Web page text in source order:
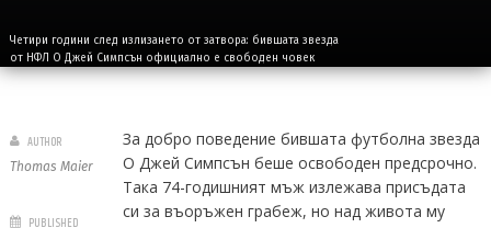
Четири години след излизането от затвора: бившата звезда
от НФЛ О Джей Симпсън официално е свободен човек
За добро поведение бившата футболна звезда
О Джей Симпсън беше освободен предсрочно.
Така 74-годишният мъж излежава присъдата
си за въоръжен грабеж, но над живота му
AUTHOR
Thomas Maier
PUBLISHED